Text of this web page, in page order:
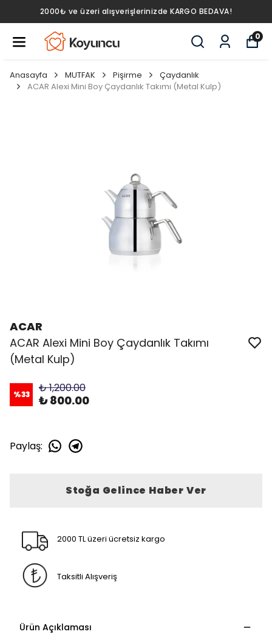
2000₺ ve üzeri alışverişlerinizde KARGO BEDAVA!
0
Anasayfa MUTFAK Pişirme
Çaydanlık
ACAR Alexi Mini Boy Çaydanlık Takımı (Metal Kulp)
ACAR
ACAR Alexi Mini Boy Çaydanlık Takımı
(Metal Kulp)
%33 ₺ 1,200.00
₺ 800.00
Paylaş:
Stoğa Gelince Haber Ver
2000 TL üzeri ücretsiz kargo
Taksitli Alışveriş
Ürün Açıklaması